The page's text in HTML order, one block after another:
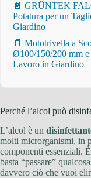
📄 GRÜNTEK
Potatura per un
Giardino
📄 Mototrivella a
Ø100/150/200 mm e
Lavoro in Giardino
Perché l’alcol può
L’alcol è un
molti microrganismi, in
componenti essenziali.
basta “passare”
davvero ciò che vuoi